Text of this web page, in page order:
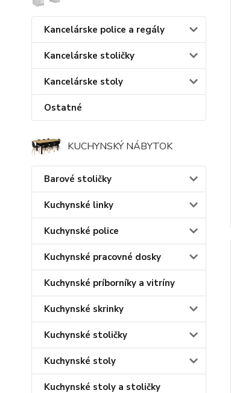
Kancelárske police a regály
Kancelárske stoličky
Kancelárske stoly
Ostatné
KUCHYNSKÝ NÁBYTOK
Barové stoličky
Kuchynské linky
Kuchynské police
Kuchynské pracovné dosky
Kuchynské príborníky a vitríny
Kuchynské skrinky
Kuchynské stoličky
Kuchynské stoly
Kuchynské stoly a stoličky